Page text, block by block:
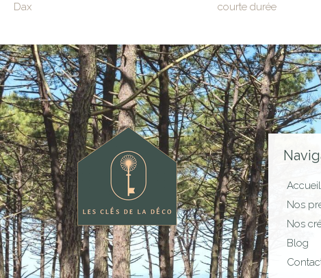
Dax
courte durée
Accueil
Nos
Nos
Blog